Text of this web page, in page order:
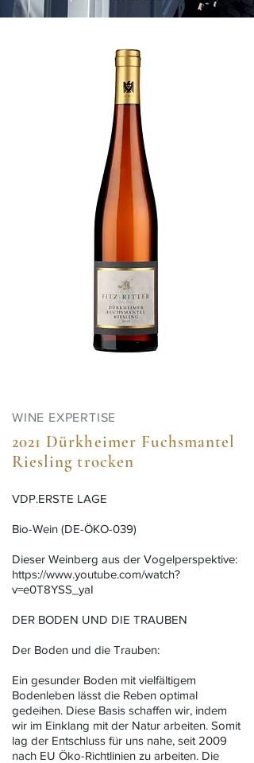
WINE EXPERTISE
2021 Dürkheimer Fuchsmantel
Riesling trocken
VDP.ERSTE LAGE
Bio-Wein (DE-ÖKO-039)
Dieser Weinberg aus der Vogelperspektive:
https://www.youtube.com/watch?
v=e0T8YSS_yaI
DER BODEN UND DIE TRAUBEN
Der Boden und die Trauben:
Ein gesunder Boden mit vielfältigem
Bodenleben lässt die Reben optimal
gedeihen. Diese Basis schaffen wir, indem
wir im Einklang mit der Natur arbeiten. Somit
lag der Entschluss für uns nahe, seit 2009
nach EU Öko-Richtlinien zu arbeiten. Die